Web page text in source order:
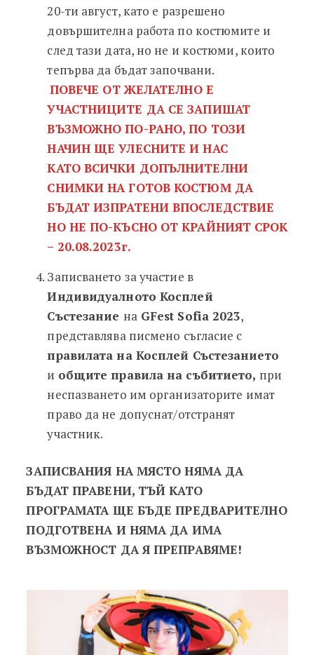
20-ти август, като е разрешено
довършителна работа по костюмите и
след тази дата, но не и костюми, които
тепърва да бъдат започвани.
ПОВЕЧЕ ОТ ЖЕЛАТЕЛНО Е
УЧАСТНИЦИТЕ ДА СЕ ЗАПИШАТ
ВЪЗМОЖНО ПО-РАНО, ПО ТОЗИ
НАЧИН ЩЕ УЛЕСНИТЕ И НАС
КАТО ВСИЧКИ ДОПЪЛНИТЕЛНИ
СНИМКИ НА ГОТОВ КОСТЮМ ДА
БЪДАТ ИЗПРАТЕНИ ВПОСЛЕДСТВИЕ
НО НЕ ПО-КЪСНО ОТ КРАЙНИЯТ СРОК
– 20.08.2023г.
Записването за участие в
Индивидуалното Косплей
Състезание наGFest Sofia 2023,
представлява писмено съгласие с
правилата на Косплей Състезанието
и общите правила на събитието, при
неспазването им организаторите имат
право да не допуснат/отстранят
участник.
ЗАПИСВАНИЯ НА МЯСТО НЯМА ДА
БЪДАТ ПРАВЕНИ, ТЪЙ КАТО
ПРОГРАМАТА ЩЕ БЪДЕ ПРЕДВАРИТЕЛНО
ПОДГОТВЕНА И НЯМА ДА ИМА
ВЪЗМОЖНОСТ ДА Я ПРЕПРАВЯМЕ!